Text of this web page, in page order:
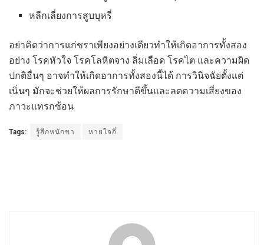
หลีกเลี่ยงการสูบบุหรี่
อย่าคิดว่าการแก่ชราเพียงอย่างเดียวทำให้เกิดอาการทั้งสอง
อย่าง โรคหัวใจ โรคโลหิตจาง ลิ่มเลือด โรคไต และความผิด
ปกติอื่นๆ อาจทำให้เกิดอาการทั้งสองนี้ได้ การวินิจฉัยตั้งแต่
เนิ่นๆ มักจะช่วยให้ผลการรักษาดีขึ้นและลดความเสี่ยงของ
ภาวะแทรกซ้อน
Tags: รู้สึกหนักขา หายใจถี่